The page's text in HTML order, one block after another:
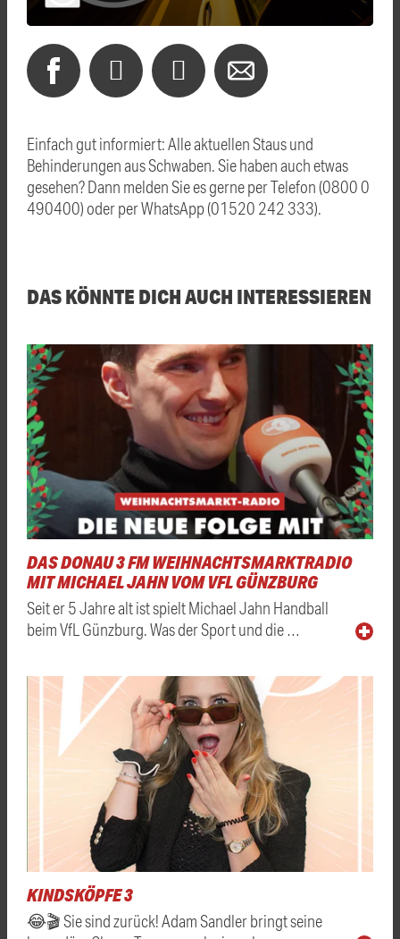
Einfach gut informiert: Alle aktuellen Staus und
Behinderungen aus Schwaben. Sie haben auch etwas
gesehen? Dann melden Sie es gerne per Telefon (0800 0
490400) oder per WhatsApp (01520 242 333).
DAS KÖNNTE DICH AUCH INTERESSIEREN
DAS DONAU 3 FM WEIHNACHTSMARKTRADIO
MIT MICHAEL JAHN VOM VFL GÜNZBURG
Seit er 5 Jahre alt ist spielt Michael Jahn Handball
beim VfL Günzburg. Was der Sport und die …
KINDSKÖPFE 3
😂🎬 Sie sind zurück! Adam Sandler bringt seine